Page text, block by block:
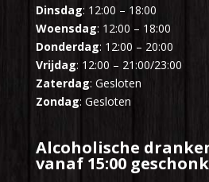
Dinsdag: 12:00 – 18:00
Woensdag: 12:00 – 18:00
Donderdag: 12:00 – 20:00
Vrijdag: 12:00 – 21:00/23:00
Zaterdag: Gesloten
Zondag: Gesloten
Alcoholische
vanaf 15:00